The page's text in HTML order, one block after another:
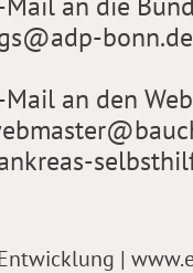
bonn.de
Mail an den
|